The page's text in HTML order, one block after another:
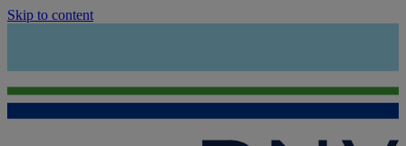
Skip to content